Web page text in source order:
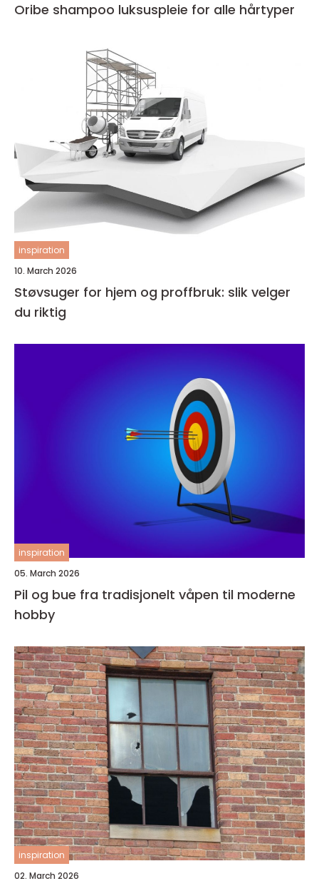
Oribe shampoo luksuspleie for alle hårtyper
inspiration
10. March 2026
Støvsuger for hjem og proffbruk: slik velger
du riktig
inspiration
05. March 2026
Pil og bue fra tradisjonelt våpen til moderne
hobby
inspiration
02. March 2026